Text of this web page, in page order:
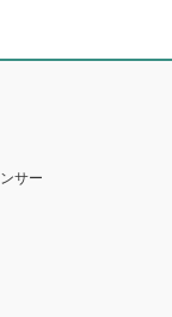
サー